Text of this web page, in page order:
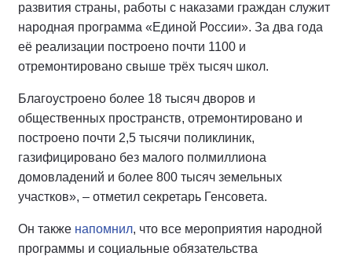
развития страны, работы с наказами граждан служит
народная программа «Единой России». За два года
её реализации построено почти 1100 и
отремонтировано свыше трёх тысяч школ.
Благоустроено более 18 тысяч дворов и
общественных пространств, отремонтировано и
построено почти 2,5 тысячи поликлиник,
газифицировано без малого полмиллиона
домовладений и более 800 тысяч земельных
участков», – отметил секретарь Генсовета.
Он также напомнил, что все мероприятия народной
программы и социальные обязательства